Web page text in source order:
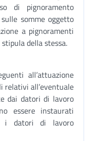
di pignoramento
somme oggetto
a pignoramenti
della stessa.
all’attuazione
relativi all’eventuale
dai datori di lavoro
essere instaurati
i datori di lavoro